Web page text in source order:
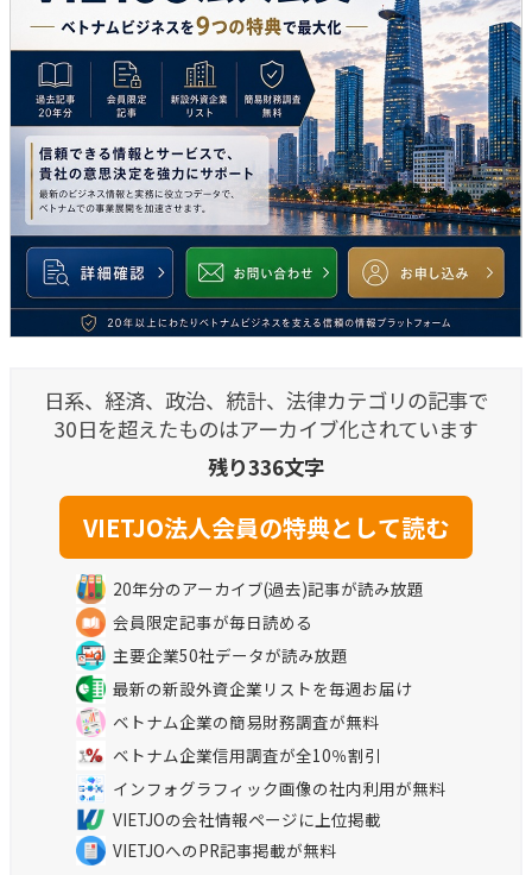
日系、経済、政治、統計、法律カテゴリの記事で
30日を超えたものはアーカイブ化されています
残り336文字
20年分のアーカイブ(過去)記事が読み放題
会員限定記事が毎日読める
主要企業50社データが読み放題
最新の新設外資企業リストを毎週お届け
ベトナム企業の簡易財務調査が無料
ベトナム企業信用調査が全10％割引
インフォグラフィック画像の社内利用が無料
VIETJOの会社情報ページに上位掲載
VIETJOへのPR記事掲載が無料